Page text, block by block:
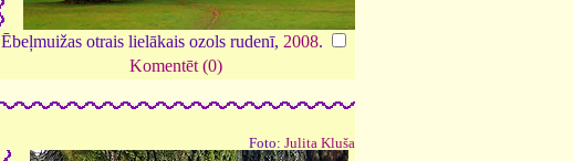
Ēbeļmuižas otrais lielākais ozols rudenī, 2008.
Komentēt (0)
Foto: Julita Kluša